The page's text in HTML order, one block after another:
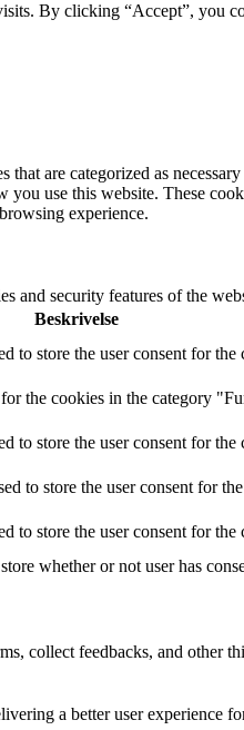
By clicking “Accept”, you
are categorized as
you use this website. These
experience.
and security features of the
Beskrivelse
to store the user consent for
the cookies in the category
store the user consent for
to store the user consent for
store the user consent for
whether or not user has
collect feedbacks, and other
a better user experience